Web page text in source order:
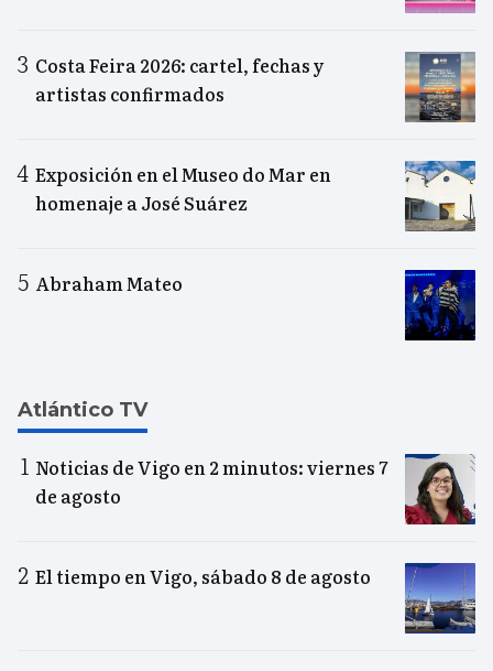
Costa Feira 2026: cartel, fechas y
artistas confirmados
Exposición en el Museo do Mar en
homenaje a José Suárez
Abraham Mateo
Atlántico TV
Noticias de Vigo en 2 minutos: viernes 7
de agosto
El tiempo en Vigo, sábado 8 de agosto